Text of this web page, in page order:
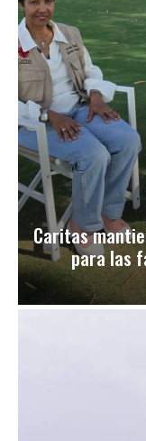
Caritas
para las